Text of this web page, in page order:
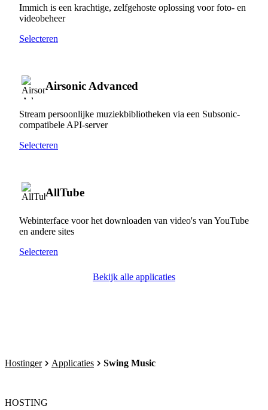
Immich is een krachtige, zelfgehoste oplossing voor foto- en
videobeheer
Selecteren
Airsonic Advanced
Stream persoonlijke muziekbibliotheken via een Subsonic-
compatibele API-server
Selecteren
AllTube
Webinterface voor het downloaden van video's van YouTube
en andere sites
Selecteren
Bekijk alle applicaties
Hostinger Applicaties Swing Music
HOSTING